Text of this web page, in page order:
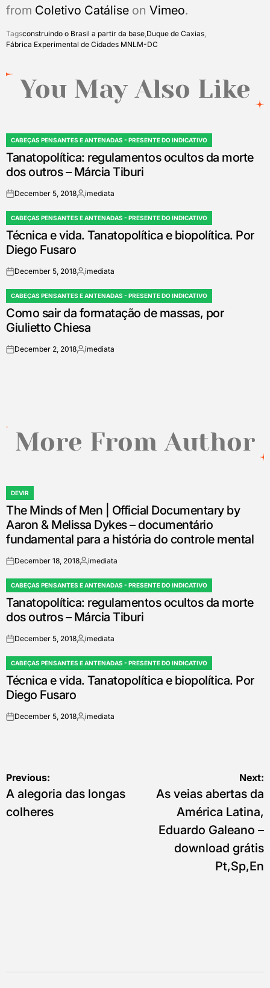
from Coletivo Catálise on Vimeo.
Tagsconstruindo o Brasil a partir da base,Duque de Caxias,
Fábrica Experimental de Cidades MNLM-DC
You May Also Like
POSTED
IN
CABEÇAS PENSANTES E ANTENADAS - PRESENTE DO INDICATIVO
Tanatopolítica: regulamentos ocultos da morte
dos outros – Márcia Tiburi
onDecember 5, 2018Posted
imediata
POSTED
IN
CABEÇAS PENSANTES E ANTENADAS - PRESENTE DO INDICATIVO
Técnica e vida. Tanatopolítica e biopolítica. Por
Diego Fusaro
onDecember 5, 2018Posted
imediata
POSTED
IN
CABEÇAS PENSANTES E ANTENADAS - PRESENTE DO INDICATIVO
Como sair da formatação de massas, por
Giulietto Chiesa
onDecember 2, 2018Posted
imediata
More From Author
POSTED
IN
DEVIR
The Minds of Men | Official Documentary by
Aaron & Melissa Dykes – documentário
fundamental para a história do controle mental
onDecember 18, 2018Posted
imediata
POSTED
IN
CABEÇAS PENSANTES E ANTENADAS - PRESENTE DO INDICATIVO
Tanatopolítica: regulamentos ocultos da morte
dos outros – Márcia Tiburi
onDecember 5, 2018Posted
imediata
POSTED
IN
CABEÇAS PENSANTES E ANTENADAS - PRESENTE DO INDICATIVO
Técnica e vida. Tanatopolítica e biopolítica. Por
Diego Fusaro
onDecember 5, 2018Posted
imediata
Post
navigation
Previous:
A alegoria das longas
colheres
Next:
As veias abertas da
América Latina,
Eduardo Galeano –
download grátis
Pt,Sp,En